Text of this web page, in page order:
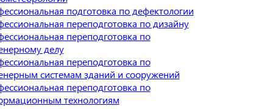
подготовка по дефектологии
переподготовка по дизайну
переподготовка по
делу
переподготовка по
системам зданий и сооружений
переподготовка по
технологиям